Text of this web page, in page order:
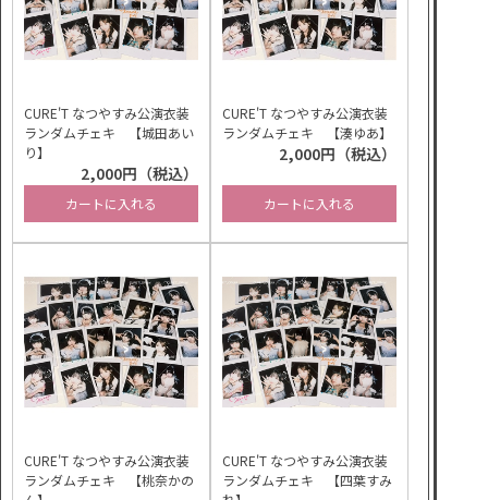
CURE'T なつやすみ公演衣装
ランダムチェキ 【城田あい
り】
2,000円（税込）
カートに入れる
CURE'T なつやすみ公演衣装
ランダムチェキ 【湊ゆあ】
2,000円（税込）
カートに入れる
CURE'T なつやすみ公演衣装
ランダムチェキ 【桃奈かの
CURE'T なつやすみ公演衣装
ランダムチェキ 【四葉すみ